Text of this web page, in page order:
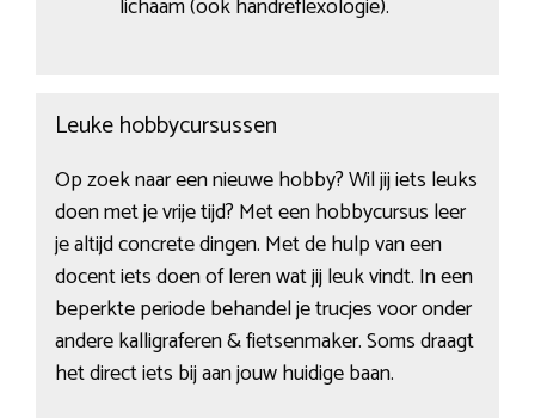
lichaam (ook handreflexologie).
Leuke hobbycursussen
Op zoek naar een nieuwe hobby? Wil jij iets leuks
doen met je vrije tijd? Met een hobbycursus leer
je altijd concrete dingen. Met de hulp van een
docent iets doen of leren wat jij leuk vindt. In een
beperkte periode behandel je trucjes voor onder
andere kalligraferen & fietsenmaker. Soms draagt
het direct iets bij aan jouw huidige baan.